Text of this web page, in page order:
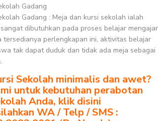
Gadang
Gadang : Meja dan kursi sekolah ialah
dibutuhkan pada proses belajar mengajar
tersedianya perlengkapan ini, aktivitas belajar
tak dapat duduk dan tidak ada meja sebagai
Sekolah minimalis dan awet?
untuk kebutuhan perabotan
Anda, klik disini
WA / Telp / SMS :